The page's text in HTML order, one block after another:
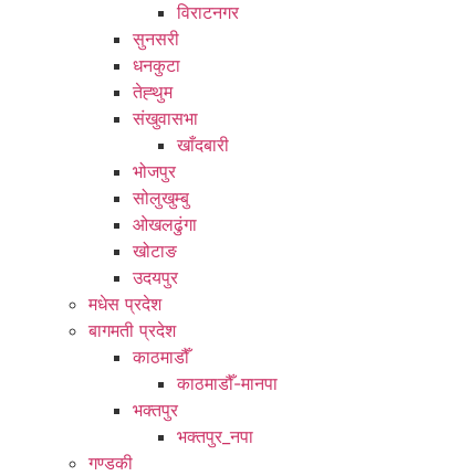
विराटनगर
सुनसरी
धनकुटा
तेह्थुम
संखुवासभा
खाँदबारी
भोजपुर
सोलुखुम्बु
ओखलढुंगा
खोटाङ
उदयपुर
मधेस प्रदेश
बागमती प्रदेश
काठमाडौँ
काठमाडौँ-मानपा
भक्तपुर
भक्तपुर_नपा
गण्डकी